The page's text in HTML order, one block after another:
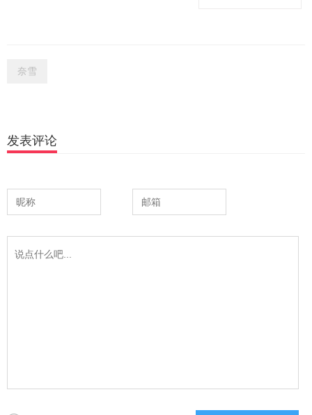
奈雪
发表评论